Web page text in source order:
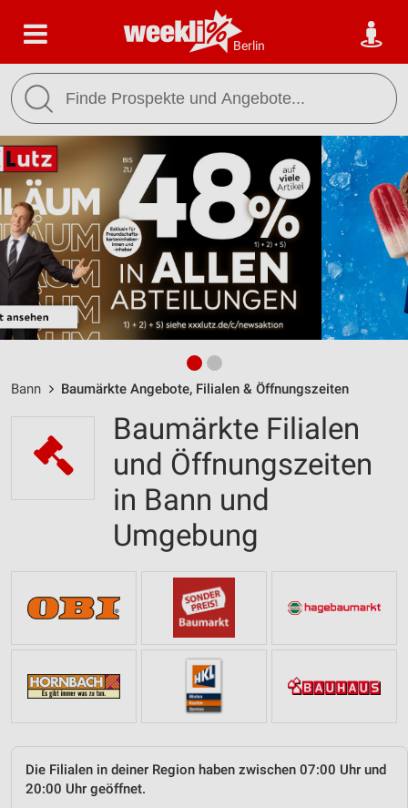
Berlin
Bann Baumärkte Angebote, Filialen & Öffnungszeiten
Baumärkte Filialen
und Öffnungszeiten
in Bann und
Umgebung
Die Filialen in deiner Region haben zwischen 07:00 Uhr und
20:00 Uhr geöffnet.